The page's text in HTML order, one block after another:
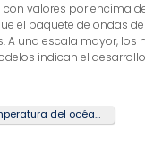
valores por encima
el paquete de ondas
escala mayor, los
indican el
Temperatura del océano